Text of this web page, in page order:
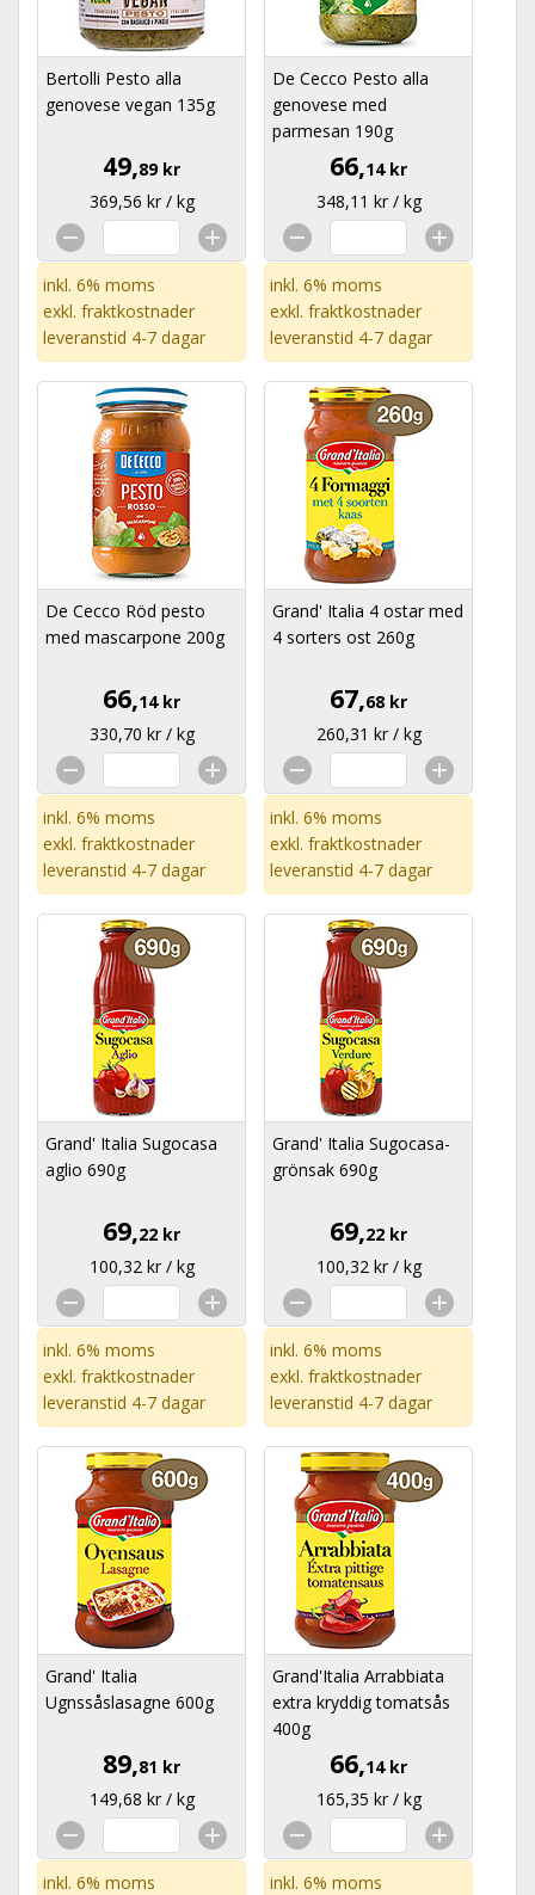
Bertolli Pesto alla
genovese vegan 135g
49,89 kr
369,56 kr / kg
inkl. 6% moms
exkl. fraktkostnader
leveranstid 4-7 dagar
De Cecco Pesto alla
genovese med
parmesan 190g
66,14 kr
348,11 kr / kg
inkl. 6% moms
exkl. fraktkostnader
leveranstid 4-7 dagar
De Cecco Röd pesto
med mascarpone 200g
66,14 kr
330,70 kr / kg
inkl. 6% moms
exkl. fraktkostnader
leveranstid 4-7 dagar
Grand' Italia 4 ostar med
4 sorters ost 260g
67,68 kr
260,31 kr / kg
inkl. 6% moms
exkl. fraktkostnader
leveranstid 4-7 dagar
Grand' Italia Sugocasa
aglio 690g
69,22 kr
100,32 kr / kg
inkl. 6% moms
exkl. fraktkostnader
leveranstid 4-7 dagar
Grand' Italia Sugocasa-
grönsak 690g
69,22 kr
100,32 kr / kg
inkl. 6% moms
exkl. fraktkostnader
leveranstid 4-7 dagar
Grand' Italia
Ugnssåslasagne 600g
89,81 kr
149,68 kr / kg
inkl. 6% moms
Grand'Italia Arrabbiata
extra kryddig tomatsås
400g
66,14 kr
165,35 kr / kg
inkl. 6% moms